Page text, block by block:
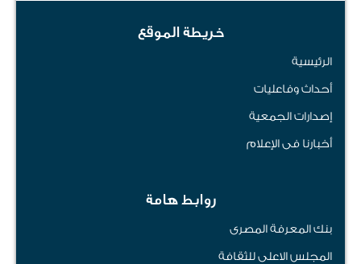
خريطة الموقع
الرئيسية
أحداث وفاعليات
إصدارات الجمعية
أخبارنا فى الإعلام
روابط هامة
بنك المعرفة المصرى
المجلس الاعلى للثقافة